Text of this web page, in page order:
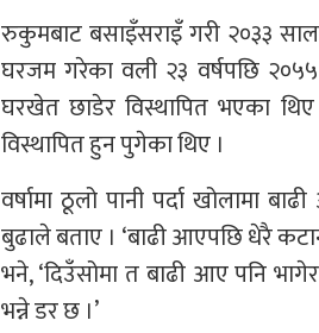
रुकुमबाट बसाइँसराइँ गरी २०३३
घरजम गरेका वली २३ वर्षपछि
घरखेत छाडेर विस्थापित भएका
विस्थापित हुन पुगेका थिए ।
वर्षामा ठूलो पानी पर्दा खोलामा
बुढाले बताए । ‘बाढी आएपछि धेरै
भने, ‘दिउँसोमा त बाढी आए पनि
भन्ने डर छ ।’